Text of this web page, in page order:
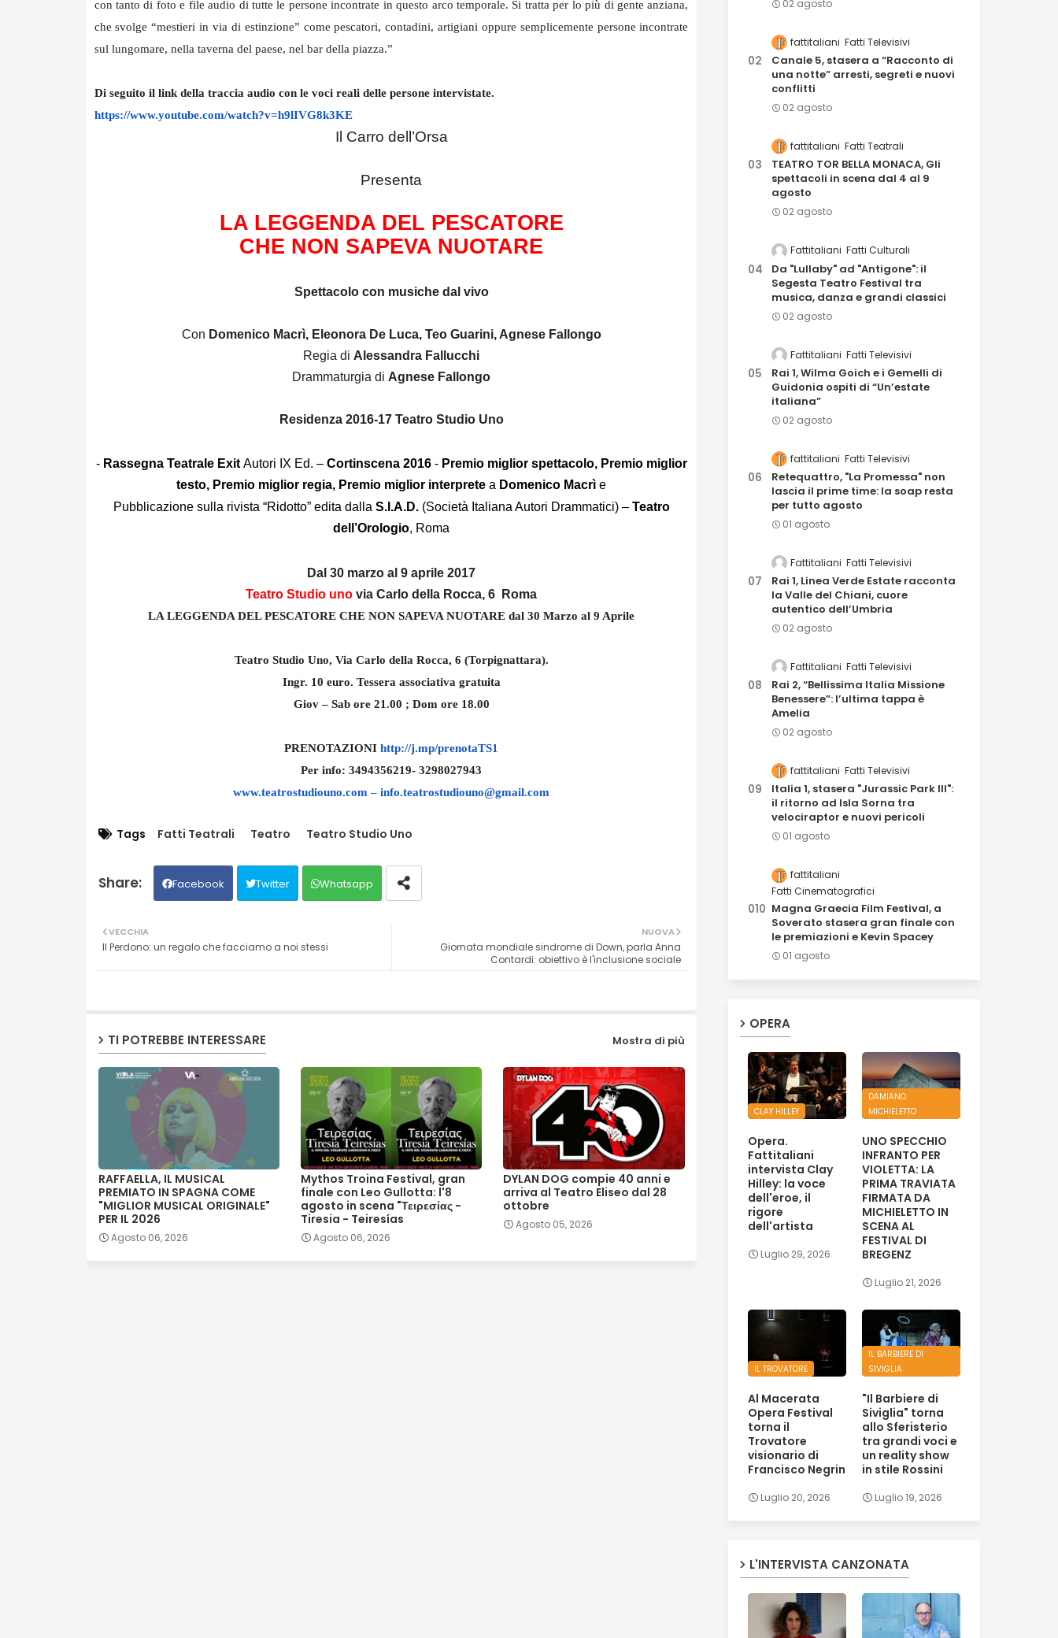
con tanto di foto e file audio di tutte le persone incontrate in questo arco temporale. Si tratta per lo più di gente anziana,
che svolge “mestieri in via di estinzione” come pescatori, contadini, artigiani oppure semplicemente persone incontrate
sul lungomare, nella taverna del paese, nel bar della piazza.”
Di seguito il link della traccia audio con le voci reali delle persone intervistate.
https://www.youtube.com/watch?v=h9lIVG8k3KE
Il Carro dell’Orsa
Presenta
LA LEGGENDA DEL PESCATORE
CHE NON SAPEVA NUOTARE
Spettacolo con musiche dal vivo
Con Domenico Macrì, Eleonora De Luca, Teo Guarini, Agnese Fallongo
Regia di Alessandra Fallucchi
Drammaturgia di Agnese Fallongo
Residenza 2016-17 Teatro Studio Uno
- Rassegna Teatrale ExitAutori IX Ed. – Cortinscena 2016- Premio miglior spettacolo, Premio miglior
testo, Premio miglior regia, Premio miglior interprete a Domenico Macrì e
Pubblicazione sulla rivista “Ridotto” edita dalla S.I.A.D.(Società Italiana Autori Drammatici) – Teatro
dell’Orologio, Roma
Dal 30 marzo al 9 aprile 2017
Teatro Studio uno via Carlo della Rocca, 6 Roma
LA LEGGENDA DEL PESCATORE CHE NON SAPEVA NUOTARE dal 30 Marzo al 9 Aprile
Teatro Studio Uno, Via Carlo della Rocca, 6 (Torpignattara).
Ingr. 10 euro. Tessera associativa gratuita
Giov – Sab ore 21.00 ; Dom ore 18.00
PRENOTAZIONI http://j.mp/prenotaTS1
Per info: 3494356219- 3298027943
www.teatrostudiouno.com – info.teatrostudiouno@gmail.com
Tags Fatti Teatrali Teatro Teatro Studio Uno
Facebook Twitter Whatsapp
NUOVA
Giornata mondiale sindrome di Down, parla Anna
Contardi: obiettivo è l'inclusione sociale
VECCHIA
Il Perdono: un regalo che facciamo a noi stessi
TI POTREBBE INTERESSARE Mostra di più
RAFFAELLA, IL MUSICAL
PREMIATO IN SPAGNA COME
"MIGLIOR MUSICAL ORIGINALE"
PER IL 2026
Agosto 06, 2026
Mythos Troina Festival, gran
finale con Leo Gullotta: l'8
agosto in scena "Τειρεσίας -
Tiresia - Teiresías
Agosto 06, 2026
DYLAN DOG compie 40 anni e
arriva al Teatro Eliseo dal 28
ottobre
Agosto 05, 2026
02 agosto
fattitaliani Fatti Televisivi
Canale 5, stasera a “Racconto di
una notte” arresti, segreti e nuovi
conflitti
02 agosto
fattitaliani Fatti Teatrali
TEATRO TOR BELLA MONACA, Gli
spettacoli in scena dal 4 al 9
agosto
02 agosto
Fattitaliani Fatti Culturali
Da "Lullaby" ad "Antigone": il
Segesta Teatro Festival tra
musica, danza e grandi classici
02 agosto
Fattitaliani Fatti Televisivi
Rai 1, Wilma Goich e i Gemelli di
Guidonia ospiti di “Un’estate
italiana”
02 agosto
fattitaliani Fatti Televisivi
Retequattro, "La Promessa" non
lascia il prime time: la soap resta
per tutto agosto
01 agosto
Fattitaliani Fatti Televisivi
Rai 1, Linea Verde Estate racconta
la Valle del Chiani, cuore
autentico dell’Umbria
02 agosto
Fattitaliani Fatti Televisivi
Rai 2, “Bellissima Italia Missione
Benessere”: l’ultima tappa è
Amelia
02 agosto
fattitaliani Fatti Televisivi
Italia 1, stasera "Jurassic Park III":
il ritorno ad Isla Sorna tra
velociraptor e nuovi pericoli
01 agosto
fattitaliani
Fatti Cinematografici
Magna Graecia Film Festival, a
Soverato stasera gran finale con
le premiazioni e Kevin Spacey
01 agosto
OPERA
CLAY HILLEY
Opera.
Fattitaliani
intervista Clay
Hilley: la voce
dell'eroe, il
rigore
dell'artista
Luglio 29, 2026
DAMIANO
MICHIELETTO
UNO SPECCHIO
INFRANTO PER
VIOLETTA: LA
PRIMA TRAVIATA
FIRMATA DA
MICHIELETTO IN
SCENA AL
FESTIVAL DI
BREGENZ
Luglio 21, 2026
IL TROVATORE
Al Macerata
Opera Festival
torna il
Trovatore
visionario di
Francisco Negrin
Luglio 20, 2026
IL BARBIERE DI
SIVIGLIA
"Il Barbiere di
Siviglia" torna
allo Sferisterio
tra grandi voci e
un reality show
in stile Rossini
Luglio 19, 2026
L'INTERVISTA CANZONATA